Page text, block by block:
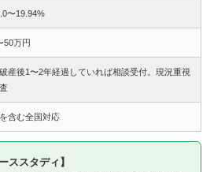
〜19.94%
50万円
産後1〜2年経過していれば相談受付。現況重視
含む全国対応
ススタディ】